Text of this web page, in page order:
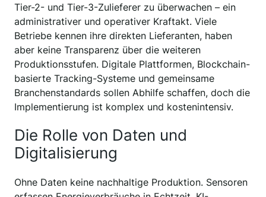
Tier-2- und Tier-3-Zulieferer zu überwachen – ein
administrativer und operativer Kraftakt. Viele
Betriebe kennen ihre direkten Lieferanten, haben
aber keine Transparenz über die weiteren
Produktionsstufen. Digitale Plattformen, Blockchain-
basierte Tracking-Systeme und gemeinsame
Branchenstandards sollen Abhilfe schaffen, doch die
Implementierung ist komplex und kostenintensiv.
Die Rolle von Daten und
Digitalisierung
Ohne Daten keine nachhaltige Produktion. Sensoren